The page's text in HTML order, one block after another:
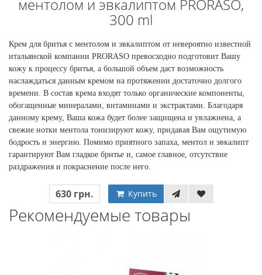
ментолом и эвкалиптом PRORASO,
300 ml
Крем для бритья с ментолом и эвкалиптом от невероятно известной
итальянской компании PRORASO превосходно подготовит Вашу
кожу к процессу бритья, а большой объем даст возможность
наслаждаться данным кремом на протяжении достаточно долгого
времени. В состав крема входят только органические компоненты,
обогащенные минералами, витаминами и экстрактами. Благодаря
данному крему, Ваша кожа будет более защищена и увлажнена, а
свежие нотки ментола тонизируют кожу, придавая Вам ощутимую
бодрость и энергию. Помимо приятного запаха, ментол и эвкалипт
гарантируют Вам гладкое бритье и, самое главное, отсутствие
раздражения и покраснение после него.
630 грн. Купить
Рекомендуемые товары